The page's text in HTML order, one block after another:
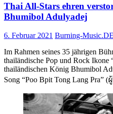
Thai All-Stars ehren
Bhumibol Adulyadej
6. Februar 2021 Burning-Music.DE
Im Rahmen seines 35 jährigen
thailändische Pop und Rock Ikone
thailändischen König Bhumibol
Song “Poo Bpit Tong Lang